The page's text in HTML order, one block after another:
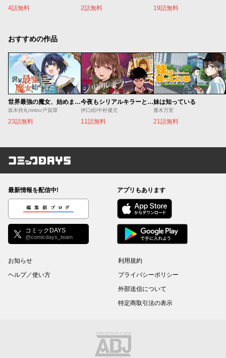
4話無料 2話無料 19話無料
おすすめの作品
世界最強の魔女、始めました ～私だけ『攻略サイト』を見れる世界で自由に生きます～
坂木持丸/riritto/戸賀環
23話無料
今夜もシリアルキラーと待ち合わせ
伊口紺/中村優児
11話無料
妹は知っている
雁木万里
21話無料
コミックDAYS
最新情報を配信中!
編集部ブログ
コミックDAYS
@comicdays_team
アプリもあります
お知らせ
ヘルプ／使い方
利用規約
プライバシーポリシー
外部送信について
特定商取引法の表示